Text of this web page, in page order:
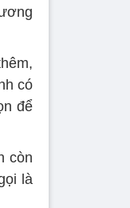
có
để
còn
là